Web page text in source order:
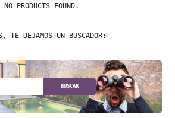
NO PRODUCTS FOUND.
TE DEJAMOS UN BUSCADOR:
BUSCAR